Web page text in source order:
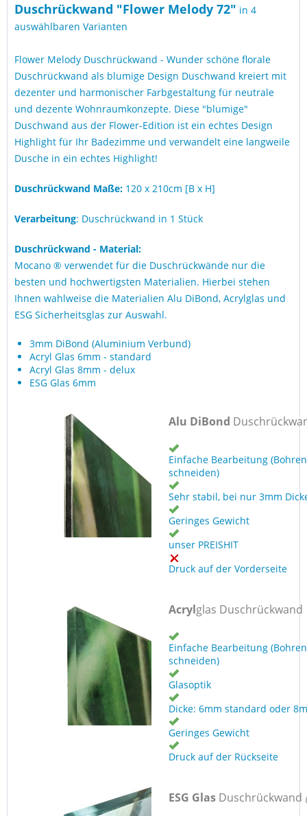
Duschrückwand "Flower Melody 72" in 4
auswählbaren Varianten
Flower Melody Duschrückwand - Wunder schöne florale
Duschrückwand als blumige Design Duschwand kreiert mit
dezenter und harmonischer Farbgestaltung für neutrale
und dezente Wohnraumkonzepte. Diese "blumige"
Duschwand aus der Flower-Edition ist ein echtes Design
Highlight für Ihr Badezimme und verwandelt eine langweile
Dusche in ein echtes Highlight!
Duschrückwand Maße: 120 x 210cm [B x H]
Verarbeitung: Duschrückwand in 1 Stück
Duschrückwand - Material:
Mocano ® verwendet für die Duschrückwände nur die
besten und hochwertigsten Materialien. Hierbei stehen
Ihnen wahlweise die Materialien Alu DiBond, Acrylglas und
ESG Sicherheitsglas zur Auswahl.
3mm DiBond (Aluminium Verbund)
Acryl Glas 6mm - standard
Acryl Glas 8mm - delux
ESG Glas 6mm
Alu DiBond
Einfache Bearbeitung
schneiden)
Sehr stabil, bei nur 3mm
Geringes Gewicht
unser PREISHIT
Druck auf der Vorderseite
Acrylglas Duschrückwand
Einfache Bearbeitung
schneiden)
Glasoptik
Dicke: 6mm standard oder
Geringes Gewicht
Druck auf der Rückseite
ESG Glas Duschrückwand